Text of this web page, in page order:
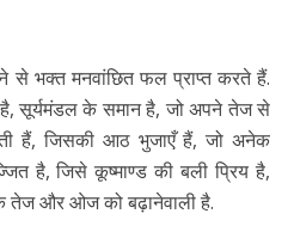
से भक्त मनवांछित फल प्राप्त करते हैं.
है, सूर्यमंडल के समान है, जो अपने तेज से
हैं, जिसकी आठ भुजाएँ हैं, जो अनेक
है, जिसे कूष्माण्ड की बली प्रिय है,
तेज और ओज को बढ़ानेवाली है.